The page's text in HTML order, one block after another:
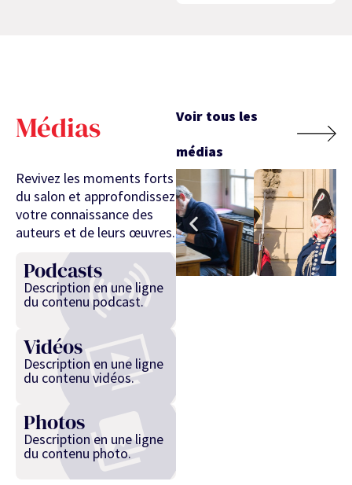
Médias
Voir tous les
médias
Revivez les moments forts
du salon et approfondissez
votre connaissance des
auteurs et de leurs œuvres.
Podcasts
Description en une ligne
du contenu podcast.
Vidéos
Description en une ligne
du contenu vidéos.
Photos
Description en une ligne
du contenu photo.